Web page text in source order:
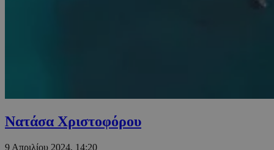
Νατάσα Χριστοφόρου
9 Απριλίου 2024, 14:20